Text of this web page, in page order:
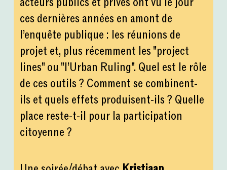
ces dernières années en amont de
l’enquête publique : les réunions de
projet et, plus récemment les "project
lines" ou "l’Urban Ruling". Quel est le rôle
de ces outils ? Comment se combinent-
ils et quels effets produisent-ils ? Quelle
place reste-t-il pour la participation
citoyenne ?